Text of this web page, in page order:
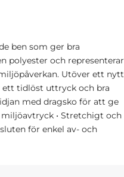
ben som ger bra
polyester och representerar
Utöver ett nytt
ett tidlöst uttryck och bra
med dragsko för att ge
• Stretchigt och
för enkel av- och